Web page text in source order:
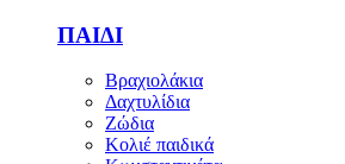
ΠΑΙΔΙ
Βραχιολάκια
Δαχτυλίδια
Ζώδια
Κολιέ παιδικά